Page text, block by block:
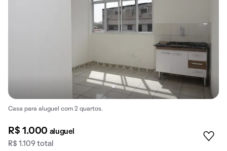
Casa para aluguel com 2 quartos.
R$ 1.000 aluguel
R$ 1.109 total